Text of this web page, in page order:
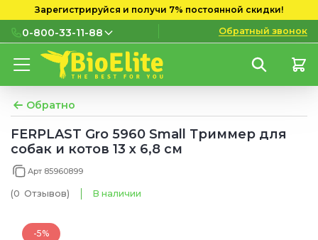
Зарегистрируйся и получи 7% постоянной скидки!
0-800-33-11-88
0-800-33-11-88
мобильных номеров
(097) 133 11 88
(095) 133 11 88
Обратный звонок
Обратно
FERPLAST Gro 5960 Small Триммер для
собак и котов 13 х 6,8 см
Арт 85960899
(0 Отзывов) В наличии
-5%